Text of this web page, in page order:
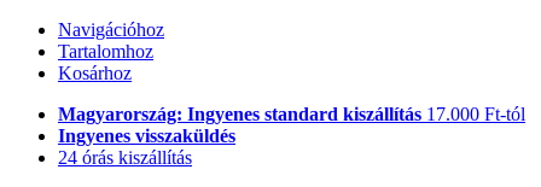
Navigációhoz
Tartalomhoz
Kosárhoz
Magyarország: Ingyenes standard kiszállítás 17.000 Ft-tól
Ingyenes visszaküldés
24 órás kiszállítás